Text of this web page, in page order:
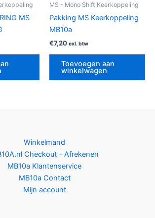
MS
MS - Mono Shift Keerkoppeling
Pakking MS Keerkoppeling
MB10a
€7,20 exl. btw
Toevoegen aan
winkelwagen
Winkelmand
Checkout – Afrekenen
MB10a Klantenservice
MB10a Contact
Mijn account